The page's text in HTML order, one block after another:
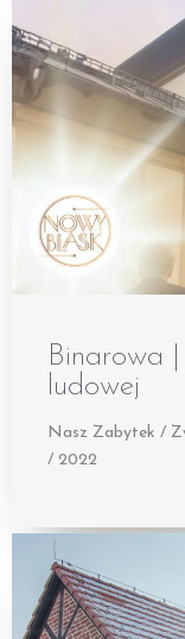
Binarowa |
ludowej
Nasz Zabytek /
/ 2022